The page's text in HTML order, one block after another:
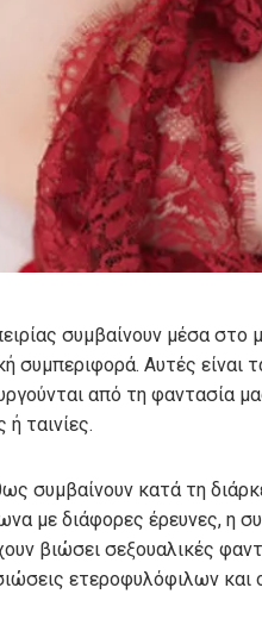
συμβαίνουν μέσα στο
συμπεριφορά. Αυτές είναι
από τη φαντασία
ταινίες.
συμβαίνουν κατά τη
με διάφορες έρευνες, η
βιώσει σεξουαλικές
ετεροφυλόφιλων